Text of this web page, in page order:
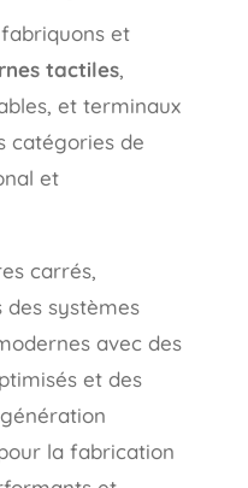
et
tactiles,
et terminaux
catégories de
et
carrés,
des systèmes
avec des
et des
la fabrication